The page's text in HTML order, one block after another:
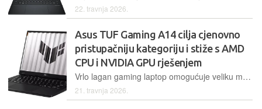
22. travnja 2026.
Asus TUF Gaming A14 cilja cjenovno
pristupačniju kategoriju i stiže s AMD
CPU i NVIDIA GPU rješenjem
Vrlo lagan gaming laptop omogućuje veliku mobilnost, a da se pri tome ipak isporuče i pristojne gaming mogućnosti. Za performanse se brine kombinacija AMD Ryzen AI 9 procesora i ulazne Nvidia grafičke kartice RTX 5060
21. travnja 2026.